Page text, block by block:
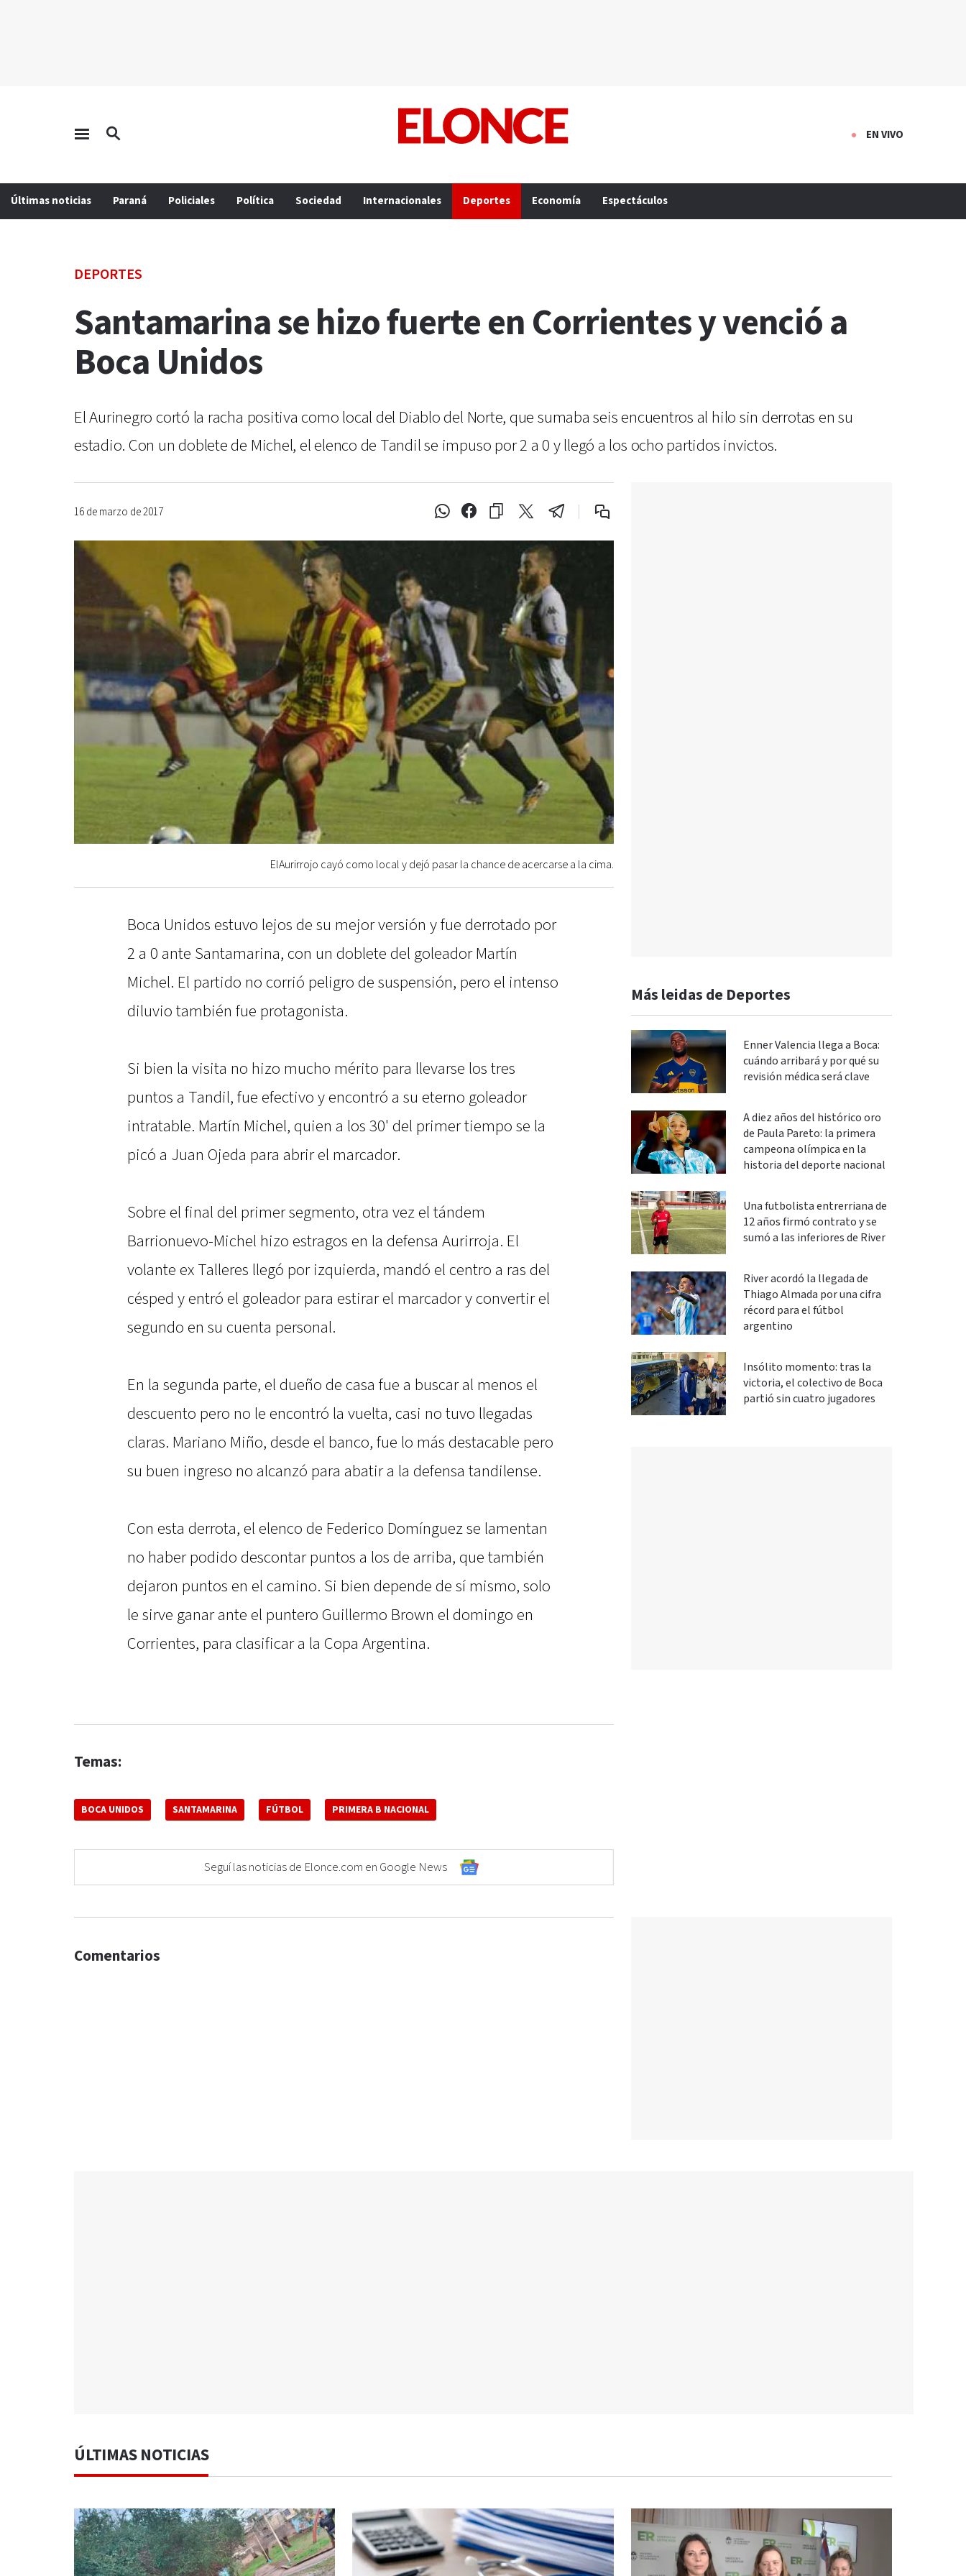
EN VIVO
Últimas noticias Paraná Policiales Política Sociedad Internacionales Deportes Economía Espectáculos
DEPORTES
Santamarina se hizo fuerte en Corrientes y venció a
Boca Unidos
El Aurinegro cortó la racha positiva como local del Diablo del Norte, que sumaba seis encuentros al hilo sin derrotas en su
estadio. Con un doblete de Michel, el elenco de Tandil se impuso por 2 a 0 y llegó a los ocho partidos invictos.
16 de marzo de 2017
ElAurirrojo cayó como local y dejó pasar la chance de acercarse a la cima.
Boca Unidos estuvo lejos de su mejor versión y fue derrotado por
2 a 0 ante Santamarina, con un doblete del goleador Martín
Michel. El partido no corrió peligro de suspensión, pero el intenso
diluvio también fue protagonista.
Si bien la visita no hizo mucho mérito para llevarse los tres
puntos a Tandil, fue efectivo y encontró a su eterno goleador
intratable. Martín Michel, quien a los 30' del primer tiempo se la
picó a Juan Ojeda para abrir el marcador.
Sobre el final del primer segmento, otra vez el tándem
Barrionuevo-Michel hizo estragos en la defensa Aurirroja. El
volante ex Talleres llegó por izquierda, mandó el centro a ras del
césped y entró el goleador para estirar el marcador y convertir el
segundo en su cuenta personal.
En la segunda parte, el dueño de casa fue a buscar al menos el
descuento pero no le encontró la vuelta, casi no tuvo llegadas
claras. Mariano Miño, desde el banco, fue lo más destacable pero
su buen ingreso no alcanzó para abatir a la defensa tandilense.
Con esta derrota, el elenco de Federico Domínguez se lamentan
no haber podido descontar puntos a los de arriba, que también
dejaron puntos en el camino. Si bien depende de sí mismo, solo
le sirve ganar ante el puntero Guillermo Brown el domingo en
Corrientes, para clasificar a la Copa Argentina.
Temas:
BOCA UNIDOS SANTAMARINA FÚTBOL PRIMERA B NACIONAL
Seguí las noticias de Elonce.com en Google News
Más leidas de Deportes
Enner Valencia llega a Boca:
cuándo arribará y por qué su
revisión médica será clave
A diez años del histórico oro
de Paula Pareto: la primera
campeona olímpica en la
historia del deporte nacional
Una futbolista entrerriana de
12 años firmó contrato y se
sumó a las inferiores de River
River acordó la llegada de
Thiago Almada por una cifra
récord para el fútbol
argentino
Insólito momento: tras la
victoria, el colectivo de Boca
partió sin cuatro jugadores
Comentarios
ÚLTIMAS NOTICIAS